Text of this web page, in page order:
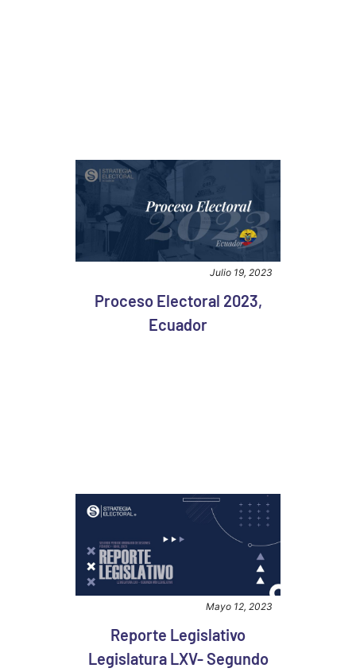
Julio 19, 2023
Proceso Electoral 2023,
Ecuador
Mayo 12, 2023
Reporte Legislativo
Legislatura LXV- Segundo